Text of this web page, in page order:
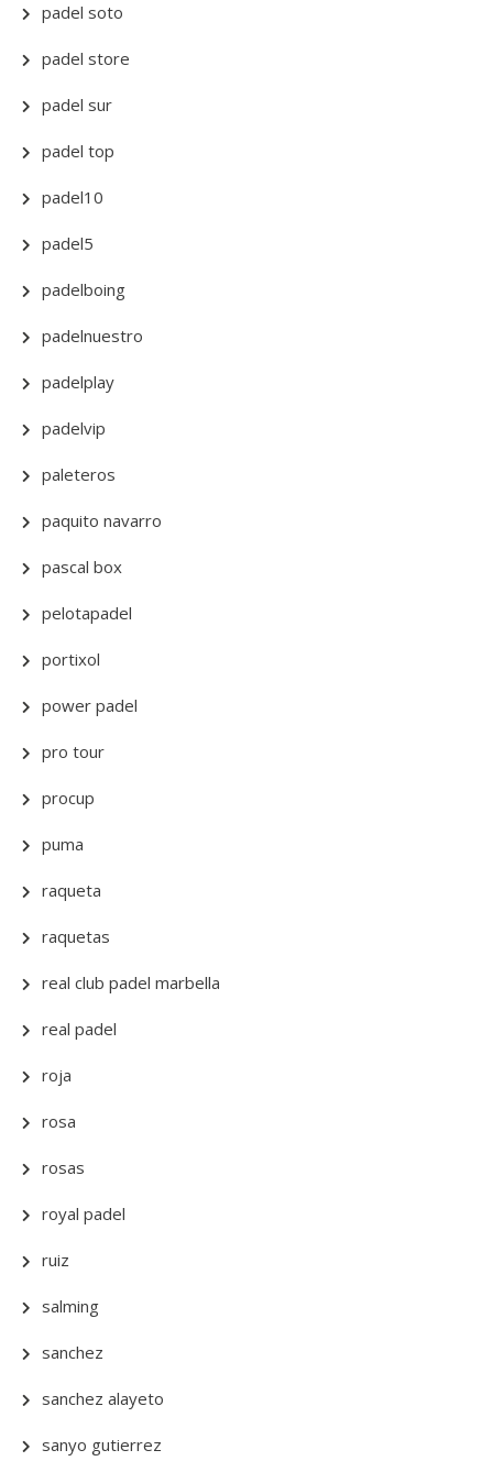
padel soto
padel store
padel sur
padel top
padel10
padel5
padelboing
padelnuestro
padelplay
padelvip
paleteros
paquito navarro
pascal box
pelotapadel
portixol
power padel
pro tour
procup
puma
raqueta
raquetas
real club padel marbella
real padel
roja
rosa
rosas
royal padel
ruiz
salming
sanchez
sanchez alayeto
sanyo gutierrez